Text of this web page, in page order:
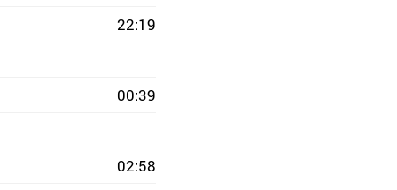
22:19
00:39
02:58